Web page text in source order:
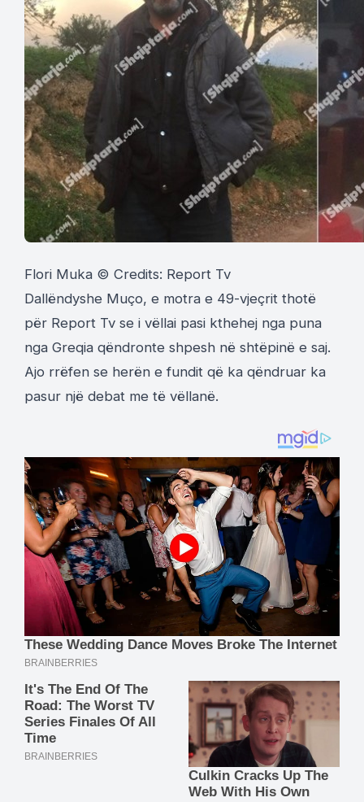
Flori Muka © Credits: Report Tv
Dallëndyshe Muço, e motra e 49-vjeçrit thotë
për Report Tv se i vëllai pasi kthehej nga puna
nga Greqia qëndronte shpesh në shtëpinë e saj.
Ajo rrëfen se herën e fundit që ka qëndruar ka
pasur një debat me të vëllanë.